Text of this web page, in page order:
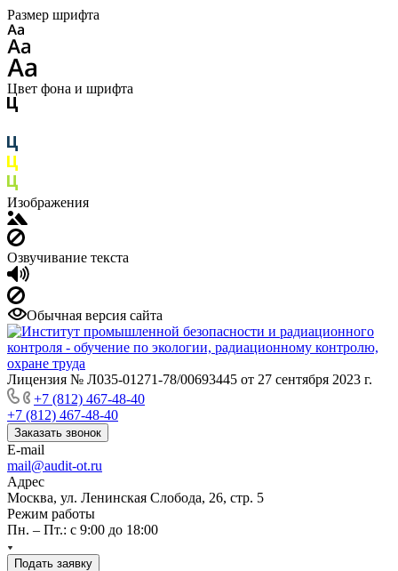
Размер шрифта
Цвет фона и шрифта
Изображения
Озвучивание текста
Обычная версия сайта
Лицензия № Л035-01271-78/00693445 от 27 сентября 2023 г.
+7 (812) 467-48-40
+7 (812) 467-48-40
Заказать звонок
E-mail
mail@audit-ot.ru
Адрес
Москва, ул. Ленинская Слобода, 26, стр. 5
Режим работы
Пн. – Пт.: с 9:00 до 18:00
Подать заявку